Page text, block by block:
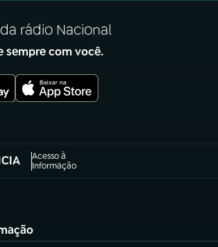
rádio Nacional
sempre com você.
Acesso à
Informação